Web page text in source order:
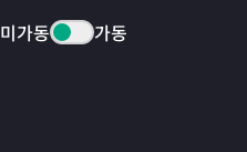
미가동
가동